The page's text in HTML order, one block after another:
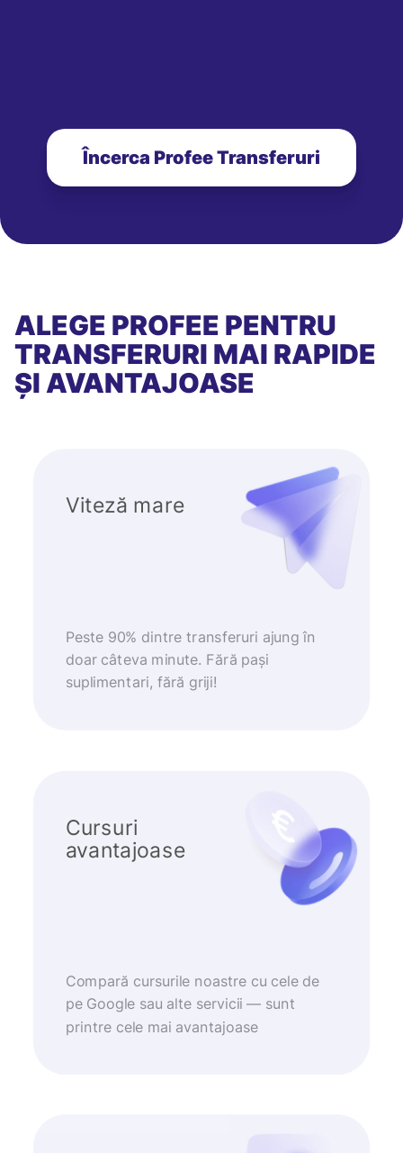
Încerca Profee Transferuri
ALEGE PROFEE PENTRU
TRANSFERURI MAI RAPIDE
ȘI AVANTAJOASE
Viteză mare
Peste 90% dintre transferuri ajung în
doar câteva minute. Fără pași
suplimentari, fără griji!
Cursuri
avantajoase
Compară cursurile noastre cu cele de
pe Google sau alte servicii — sunt
printre cele mai avantajoase